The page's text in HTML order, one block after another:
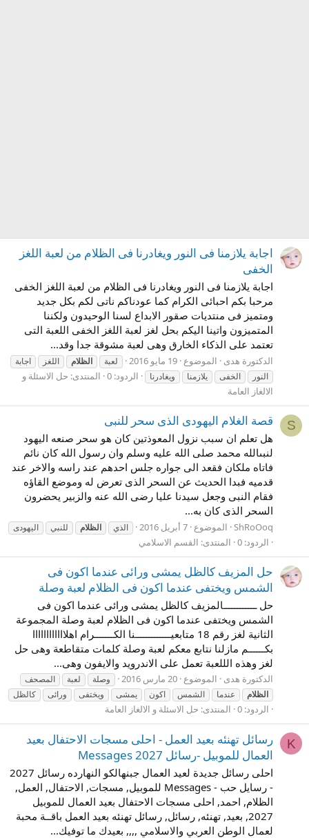
اجابة يلازمنا فى النور ويغادرنا فى الظلام من لعبة اللغز
الخفى
اجابة يلازمنا فى النور ويغادرنا فى الظلام من لعبة اللغز الخفى
مرحبا بكم احبائى الكرام كما عودناكم ناتى لكم بكل جديد
ومتميز فى منتديات صقور الابداع لسنا الوحيدون ولكننا
المتميزون واتينا اليكم بحل لغز لعبة اللغز الخفى اللعبة التى
تعتمد على الذكاء الخارق وهى لعبة مشوقة جدا وقد...
الدكتورة هدى الموضوع 19 مايو 2016 لعبة الظلام اللغز
اجابة
النور
الخفى يلازمنا ويغادرنا الردود: 0 المنتدى: حل الاسئلة و
الالغاز العامة
S قصة الغلام اليهودى الذى سحر للنبى
هل تعلم ان سبب نزول المعوذتين كان هو سحر صنعه اليهود
لنبىالله محمد صلى الله عليه وسلم وان رسول الله كان نائم
فاتاه ملكان فقعد الى جواره جلس احدهم عند راسه والاخر عند
قدميه فبدا الحديث عن السحر الذى تعرض له وموضع القاؤه
فقام النبى وجعل سيدنا عليا رضى الله عنه والزبير يحضرون
السحر الذى كان به...
ShRoOoq الموضوع 7 أبريل 2016 الذي الظلام للنبي اليهودى
الردود: 0 المنتدى: القسم الاسلامي
حل المزيف كالظل يمشى ورائى عندما اكون فى
الشمس ويختفى عندما اكون فى الظلام لعبة وصلة
حل ــــــــــــالمزيف كالظل يمشى ورائى عندما اكون فى
الشمس ويختفى عندما اكون فى الظلام لعبة وصلة المجموعة
الثانية لغز رقم 18 متابعيـــــــــــــنا الكـــــــرام اهلاااااااااااا
بكــــــم مازلنا نتابع معكم لعبة وصلة كلمات متقاطعة وهى حل
لغز وهذه الللعبة تعمل على الاندرويد والايفون وهى...
الدكتورة هدى الموضوع 20 مارس 2016 وصلة لعبة
المصحف
الظلام
عندما الشمس اكون يمشى ويختفى ورائى كالظل
الردود: 0 المنتدى: حل الاسئلة و الالغاز العامة
K
رسائل تهنئه بعيد العمل - احلى مسجات الاحتفال بعيد
العمال للموبيل -رسائل 2027 Messages
احلى رسائل جديدة لعيد العمال جبنهالكو النهارده رسائل 2027
- رسايل حب - Messages للموبيل, مسجات, الاحتفال, العمل,
الظلام, احمد, احلى مسجات الاحتفال بعيد العمال للموبيل
2027, بعيد, تهنئه, رسائل, رسائل تهنئه بعيد العمل باقــة محبة
لعمال الوطن العربي والاسلامي ,,,, بعيدك ما توفيك...